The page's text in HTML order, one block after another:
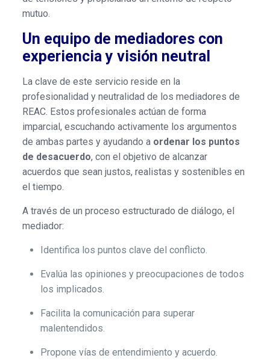
mutuo.
Un equipo de mediadores con
experiencia y visión neutral
La clave de este servicio reside en la
profesionalidad y neutralidad de los mediadores de
REAC. Estos profesionales actúan de forma
imparcial, escuchando activamente los argumentos
de ambas partes y ayudando a ordenar los puntos
de desacuerdo, con el objetivo de alcanzar
acuerdos que sean justos, realistas y sostenibles en
el tiempo.
A través de un proceso estructurado de diálogo, el
mediador:
Identifica los puntos clave del conflicto.
Evalúa las opiniones y preocupaciones de todos
los implicados.
Facilita la comunicación para superar
malentendidos.
Propone vías de entendimiento y acuerdo.